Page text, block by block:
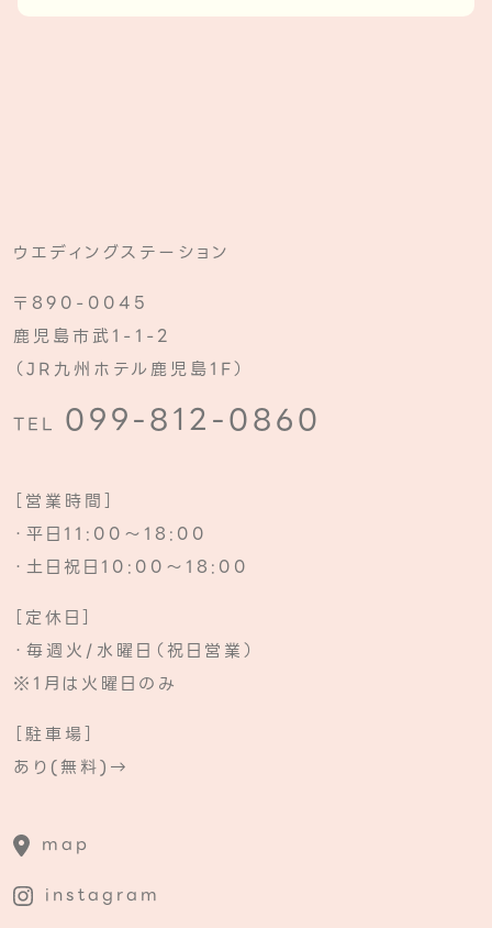
ウエディングステーション
〒890-0045
鹿児島市武1-1-2
（JR九州ホテル鹿児島1F）
TEL 099-812-0860
［営業時間］
・平日11:00～18:00
・土日祝日10:00～18:00
［定休日］
・毎週火/水曜日（祝日営業）
※1月は火曜日のみ
［駐車場］
あり(無料)→
map
instagram